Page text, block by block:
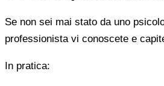
Se non sei mai stato da uno
professionista vi conoscete e
In pratica: